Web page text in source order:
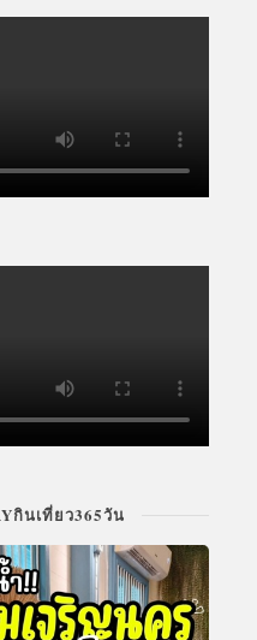
กินเที่ยว365วัน